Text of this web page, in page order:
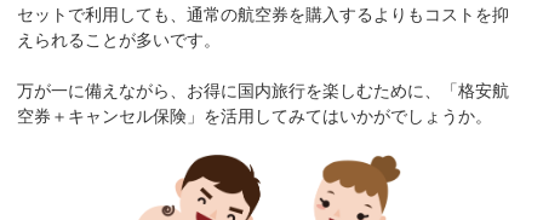
セットで利用しても、通常の航空券を購入するよりもコストを抑
えられることが多いです。
万が一に備えながら、お得に国内旅行を楽しむために、「格安航
空券＋キャンセル保険」を活用してみてはいかがでしょうか。